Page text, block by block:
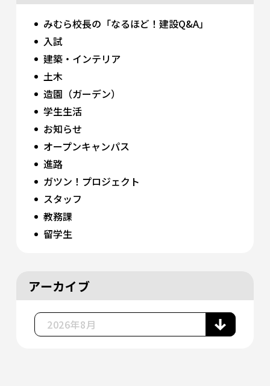
みむら校長の「なるほど！建設Q&A」
入試
建築・インテリア
土木
造園（ガーデン）
学生生活
お知らせ
オープンキャンパス
進路
ガツン！プロジェクト
スタッフ
教務課
留学生
アーカイブ